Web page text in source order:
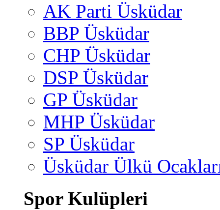
AK Parti Üsküdar
BBP Üsküdar
CHP Üsküdar
DSP Üsküdar
GP Üsküdar
MHP Üsküdar
SP Üsküdar
Üsküdar Ülkü
Spor Kulüpleri